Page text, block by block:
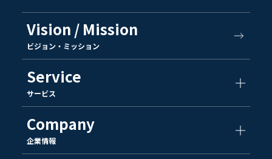
Vision / Mission
ビジョン・ミッション
Service
サービス
Company
企業情報